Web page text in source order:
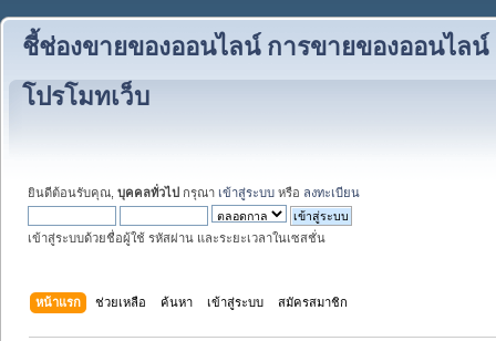
ชี้ช่องขายของออนไลน์ การขายของออนไลน์
โปรโมทเว็บ
ยินดีต้อนรับคุณ, บุคคลทั่วไป กรุณา เข้าสู่ระบบ หรือ ลงทะเบียน
เข้าสู่ระบบด้วยชื่อผู้ใช้ รหัสผ่าน และระยะเวลาในเซสชั่น
หน้าแรก ช่วยเหลือ ค้นหา เข้าสู่ระบบ สมัครสมาชิก